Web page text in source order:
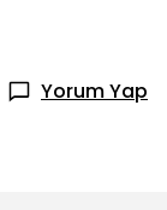
Yorum Yap